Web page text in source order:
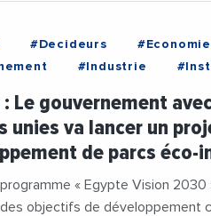
#Decideurs #Economie
#Industrie
Le gouvernement
unies va lancer un
de parcs éco-
« Egypte Vision 2030
objectifs de développement